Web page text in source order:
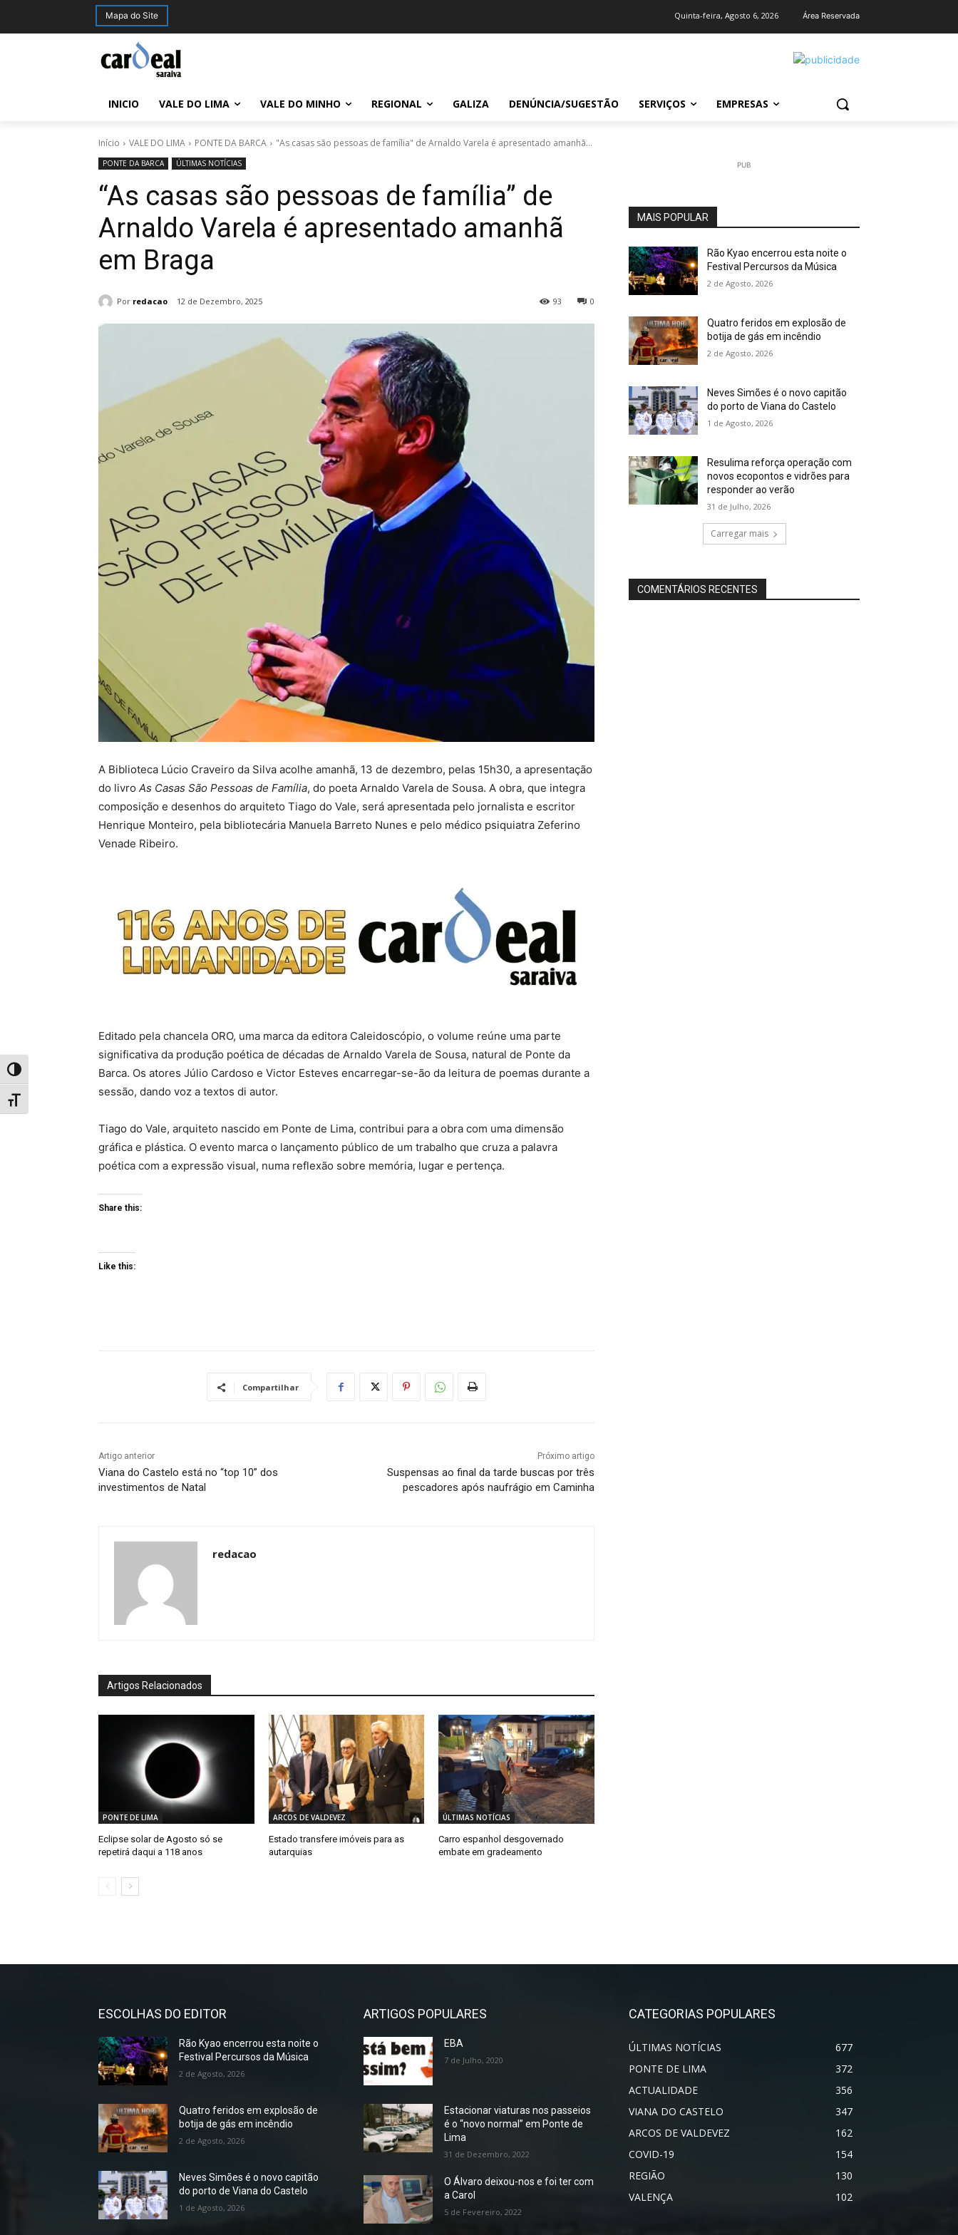
Toggle High Contrast
Toggle Font size
Mapa do Site Quinta-feira, Agosto 6, 2026 Área Reservada
INICIO VALE DO LIMA VALE DO MINHO REGIONAL GALIZA DENÚNCIA/SUGESTÃO SERVIÇOS EMPRESAS
Início VALE DO LIMA PONTE DA BARCA "As casas são pessoas de família" de Arnaldo Varela é apresentado amanhã...
PONTE DA BARCA ÚLTIMAS NOTÍCIAS
“As casas são pessoas de família” de
Arnaldo Varela é apresentado amanhã
em Braga
Por redacao 12 de Dezembro, 2025 0
93
A Biblioteca Lúcio Craveiro da Silva acolhe amanhã, 13 de dezembro, pelas 15h30, a apresentação
do livro As Casas São Pessoas de Família, do poeta Arnaldo Varela de Sousa. A obra, que integra
composição e desenhos do arquiteto Tiago do Vale, será apresentada pelo jornalista e escritor
Henrique Monteiro, pela bibliotecária Manuela Barreto Nunes e pelo médico psiquiatra Zeferino
Venade Ribeiro.
Editado pela chancela ORO, uma marca da editora Caleidoscópio, o volume reúne uma parte
significativa da produção poética de décadas de Arnaldo Varela de Sousa, natural de Ponte da
Barca. Os atores Júlio Cardoso e Victor Esteves encarregar-se-ão da leitura de poemas durante a
sessão, dando voz a textos di autor.
Tiago do Vale, arquiteto nascido em Ponte de Lima, contribui para a obra com uma dimensão
gráfica e plástica. O evento marca o lançamento público de um trabalho que cruza a palavra
poética com a expressão visual, numa reflexão sobre memória, lugar e pertença.
Share this:
Like this:
Compartilhar
Artigo anterior
Viana do Castelo está no “top 10” dos
investimentos de Natal
Próximo artigo
Suspensas ao final da tarde buscas por três
pescadores após naufrágio em Caminha
redacao
Artigos Relacionados
PONTE DE LIMA
Eclipse solar de Agosto só se
repetirá daqui a 118 anos
ARCOS DE VALDEVEZ
Estado transfere imóveis para as
autarquias
ÚLTIMAS NOTÍCIAS
Carro espanhol desgovernado
embate em gradeamento
PUB
MAIS POPULAR
Rão Kyao encerrou esta noite o
Festival Percursos da Música
2 de Agosto, 2026
Quatro feridos em explosão de
botija de gás em incêndio
2 de Agosto, 2026
Neves Simões é o novo capitão
do porto de Viana do Castelo
1 de Agosto, 2026
Resulima reforça operação com
novos ecopontos e vidrões para
responder ao verão
31 de Julho, 2026
Carregar mais
COMENTÁRIOS RECENTES
ESCOLHAS DO EDITOR
Rão Kyao encerrou esta noite o
Festival Percursos da Música
2 de Agosto, 2026
Quatro feridos em explosão de
botija de gás em incêndio
2 de Agosto, 2026
Neves Simões é o novo capitão
do porto de Viana do Castelo
1 de Agosto, 2026
ARTIGOS POPULARES
EBA
7 de Julho, 2020
Estacionar viaturas nos passeios
é o “novo normal” em Ponte de
Lima
31 de Dezembro, 2022
O Álvaro deixou-nos e foi ter com
a Carol
5 de Fevereiro, 2022
CATEGORIAS POPULARES
ÚLTIMAS NOTÍCIAS
677
PONTE DE LIMA
372
ACTUALIDADE
356
VIANA DO CASTELO
347
ARCOS DE VALDEVEZ
162
COVID-19
154
REGIÃO
130
VALENÇA
102